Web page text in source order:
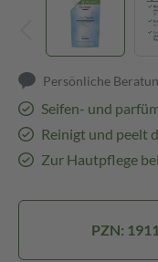
Persönliche
Seifen- und
Reinigt und peelt
Zur Hautpflege
PZN: